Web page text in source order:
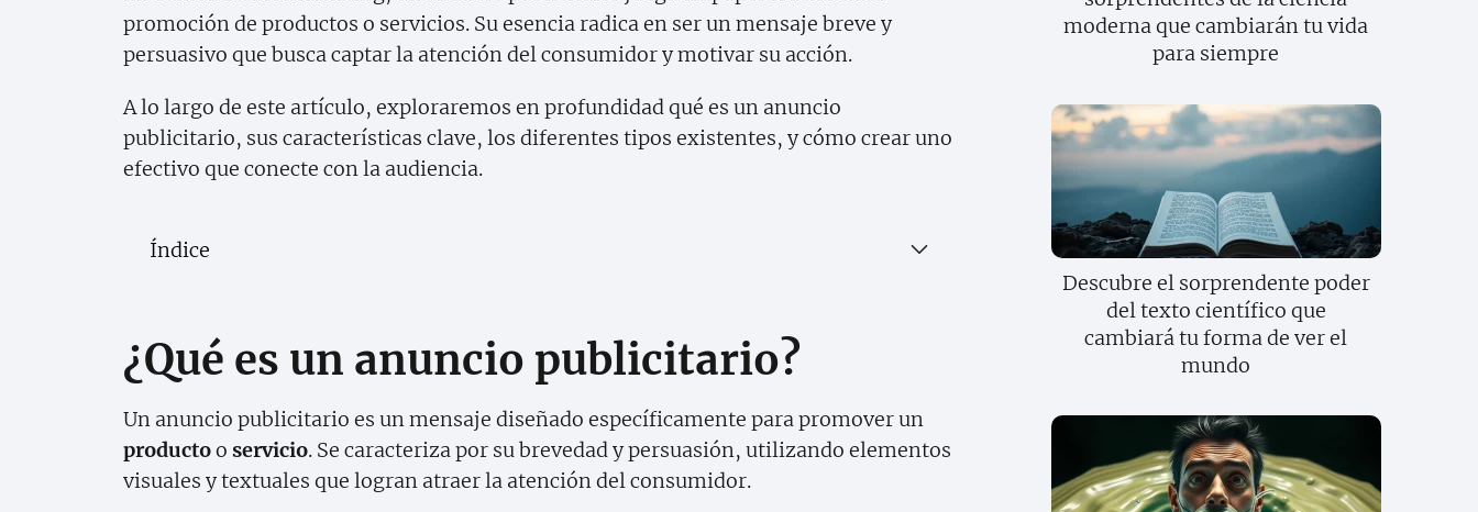
promoción de productos o servicios. Su esencia radica en ser un mensaje breve y
persuasivo que busca captar la atención del consumidor y motivar su acción.
A lo largo de este artículo, exploraremos en profundidad qué es un anuncio
publicitario, sus características clave, los diferentes tipos existentes, y cómo crear uno
efectivo que conecte con la audiencia.
Índice
¿Qué es un anuncio publicitario?
Un anuncio publicitario es un mensaje diseñado específicamente para promover un
productoo servicio. Se caracteriza por su brevedad y persuasión, utilizando elementos
visuales y textuales que logran atraer la atención del consumidor.
moderna que cambiarán tu vida
para siempre
Descubre el sorprendente poder
del texto científico que
cambiará tu forma de ver el
mundo